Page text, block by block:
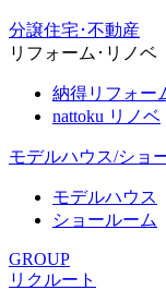
分譲住宅･不動産
リフォーム･リノベ
納得リフォー
nattoku リノベ
モデルハウス/ショ
モデルハウス
ショールーム
GROUP
リクルート